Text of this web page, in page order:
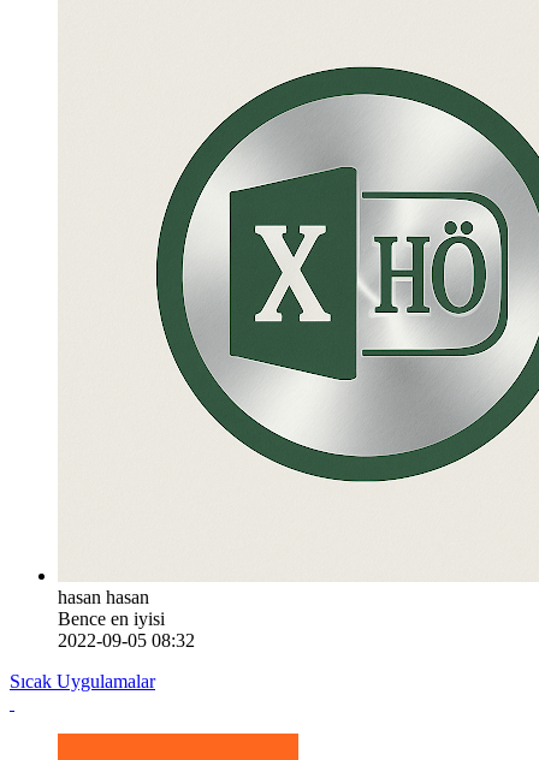
hasan hasan
Bence en iyisi
2022-09-05 08:32
Sıcak Uygulamalar